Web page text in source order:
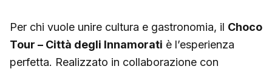
Per chi vuole unire cultura e gastronomia, il Choco
Tour – Città degli Innamorati è l’esperienza
perfetta. Realizzato in collaborazione con